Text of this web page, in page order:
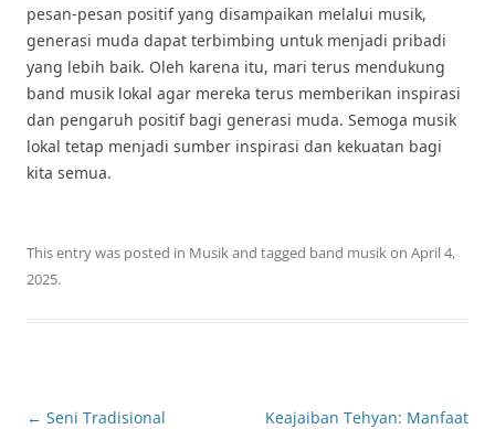
pesan-pesan positif yang disampaikan melalui musik,
generasi muda dapat terbimbing untuk menjadi pribadi
yang lebih baik. Oleh karena itu, mari terus mendukung
band musik lokal agar mereka terus memberikan inspirasi
dan pengaruh positif bagi generasi muda. Semoga musik
lokal tetap menjadi sumber inspirasi dan kekuatan bagi
kita semua.
This entry was posted in Musikand tagged band musikon April 4,
2025.
Post
← Seni Tradisional
Keajaiban Tehyan: Manfaat